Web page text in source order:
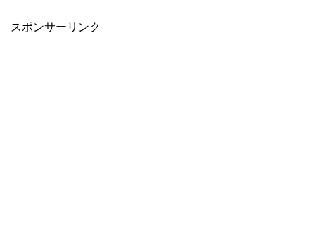
スポンサーリンク